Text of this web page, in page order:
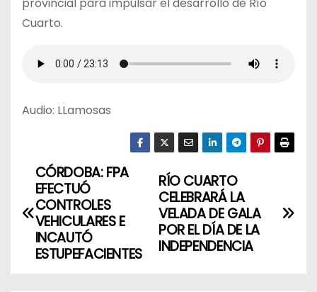
provincial para impulsar el desarrollo de Río
Cuarto.
Audio: LLamosas
N
a
RÍO CUARTO
CELEBRARÁ LA
VELADA DE GALA
POR EL DÍA DE LA
INDEPENDENCIA
CÓRDOBA: FPA
EFECTUÓ
CONTROLES
VEHICULARES E
INCAUTÓ
ESTUPEFACIENTES